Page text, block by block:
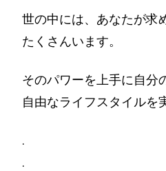
世の中には、あなたが求
たくさんいます。
そのパワーを上手に自分
自由なライフスタイルを
.
.